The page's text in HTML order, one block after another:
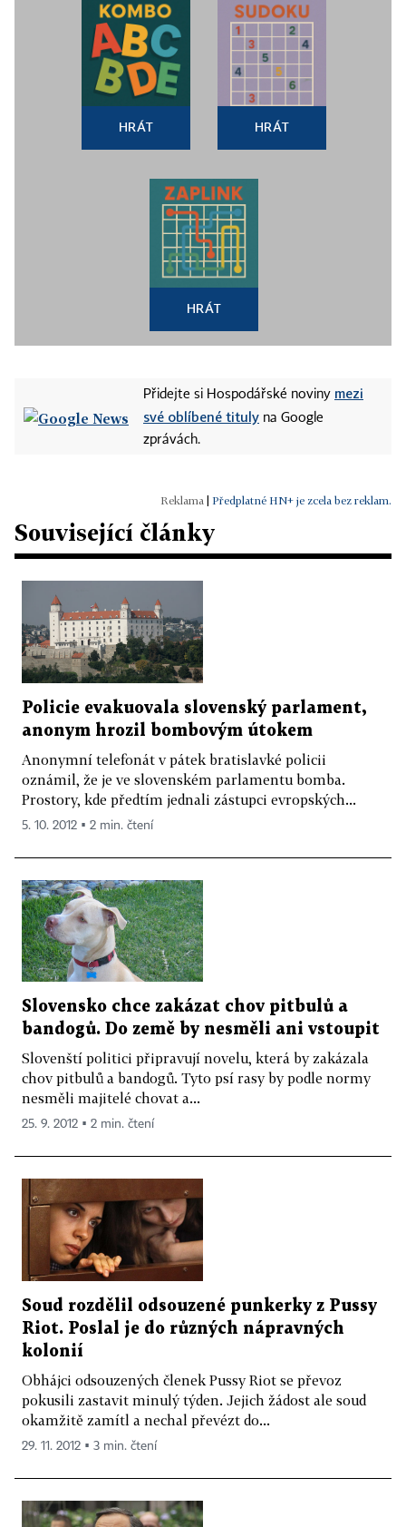
HRÁT HRÁT
HRÁT
Přidejte si Hospodářské noviny mezi
své oblíbené tituly na Google
zprávách.
Předplatné HN+ je zcela bez reklam.
Související články
Policie evakuovala slovenský parlament,
anonym hrozil bombovým útokem
Anonymní telefonát v pátek bratislavké policii
oznámil, že je ve slovenském parlamentu bomba.
Prostory, kde předtím jednali zástupci evropských...
5. 10. 2012 ▪ 2 min. čtení
Slovensko chce zakázat chov pitbulů a
bandogů. Do země by nesměli ani vstoupit
Slovenští politici připravují novelu, která by zakázala
chov pitbulů a bandogů. Tyto psí rasy by podle normy
nesměli majitelé chovat a...
25. 9. 2012 ▪ 2 min. čtení
Soud rozdělil odsouzené punkerky z Pussy
Riot. Poslal je do různých nápravných
kolonií
Obhájci odsouzených členek Pussy Riot se převoz
pokusili zastavit minulý týden. Jejich žádost ale soud
okamžitě zamítl a nechal převézt do...
29. 11. 2012 ▪ 3 min. čtení